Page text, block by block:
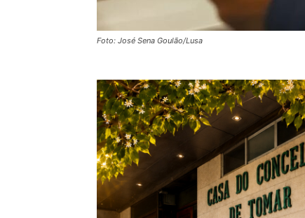
Foto: José Sena Goulão/Lusa